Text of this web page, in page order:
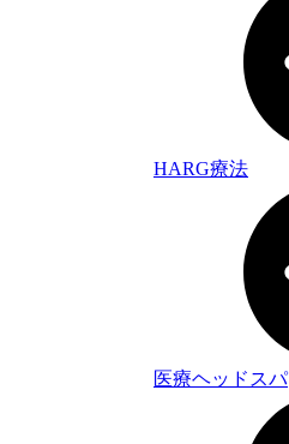
HARG療法
医療ヘッドスパ